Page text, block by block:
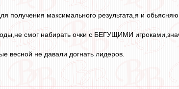
получения максимального результата,я и
смог набирать очки с БЕГУЩИМИ
весной не давали догнать лидеров.